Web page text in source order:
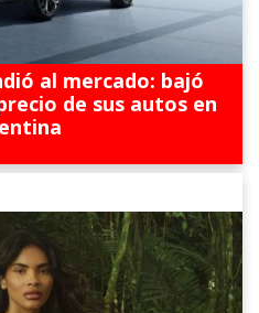
al mercado: bajó
de sus autos en